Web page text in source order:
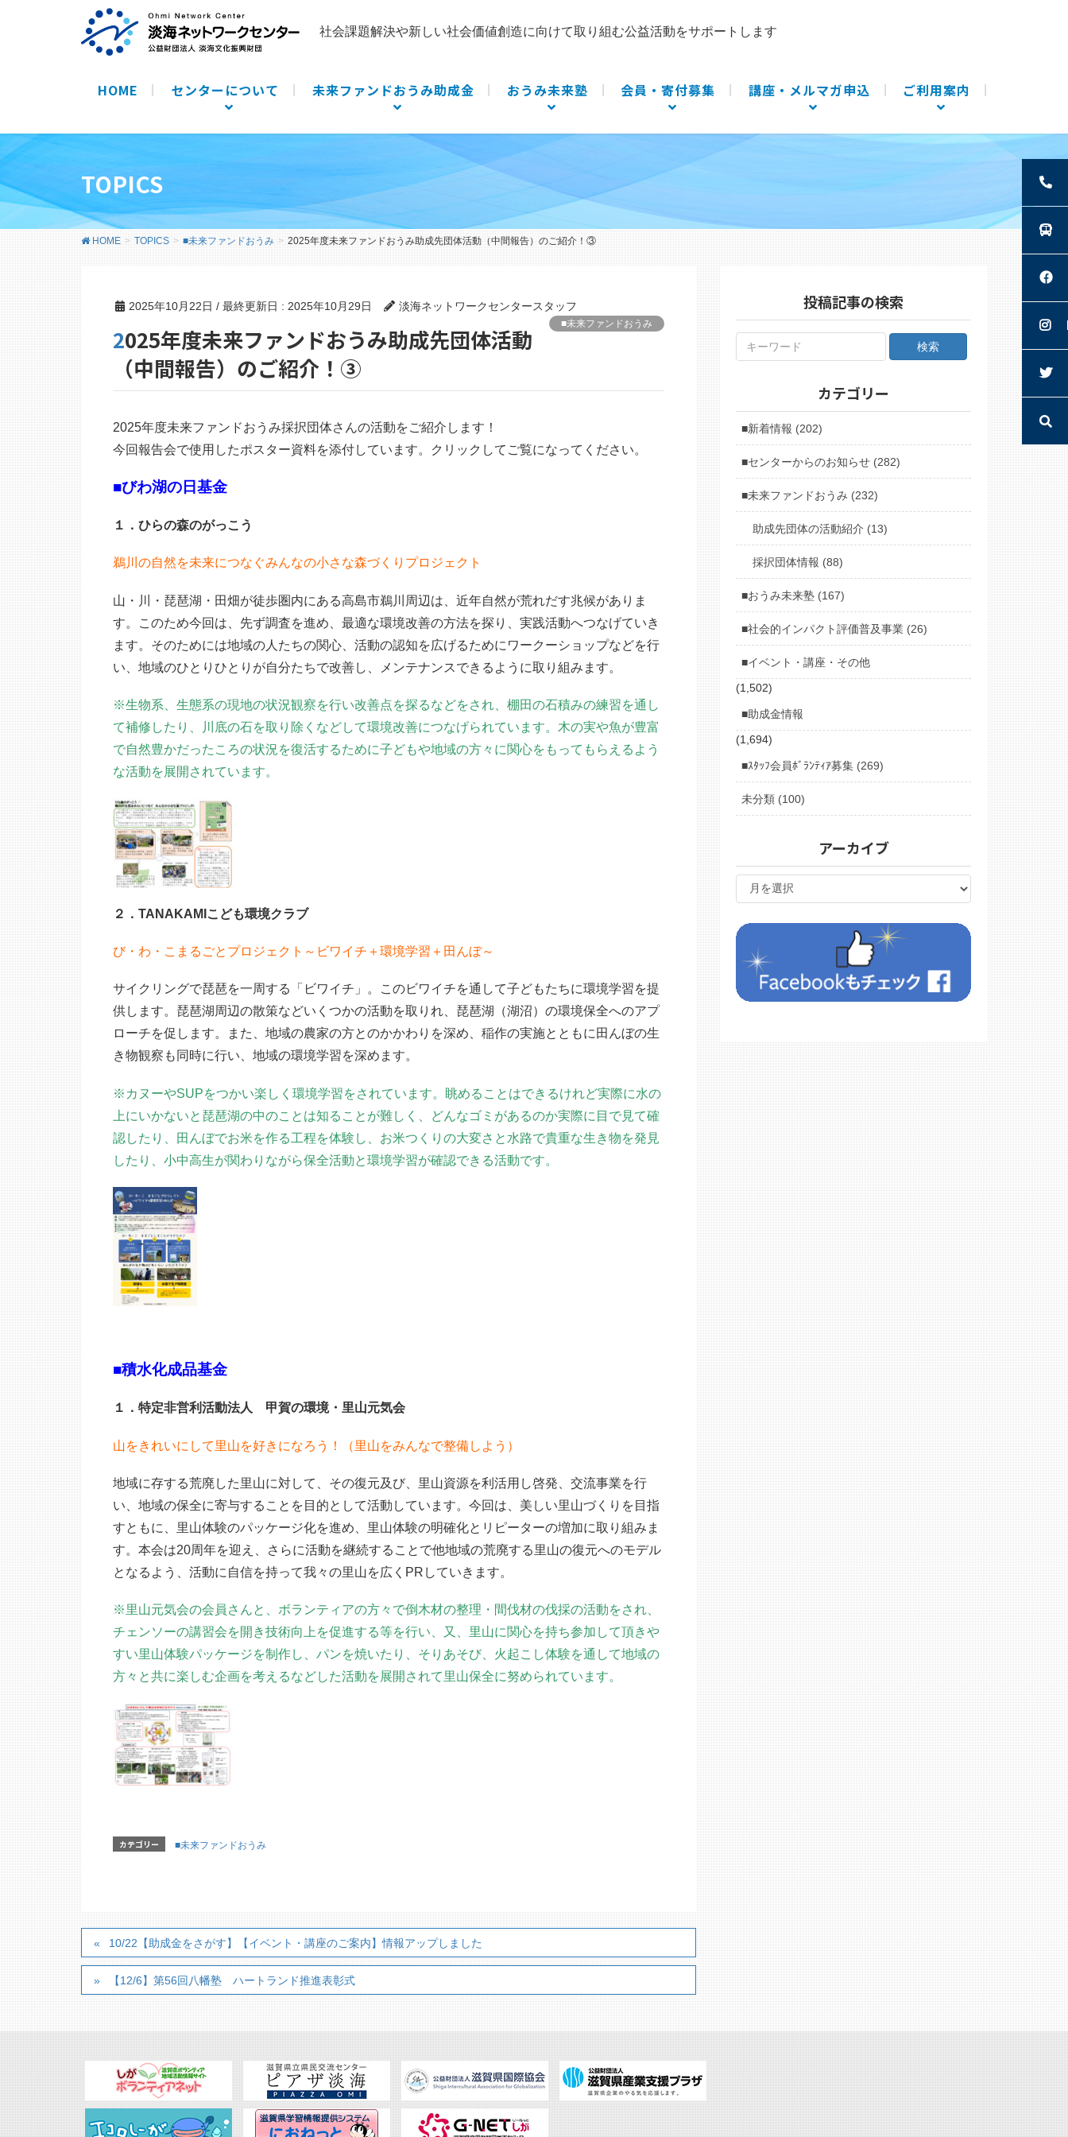
社会課題解決や新しい社会価値創造に向けて取り組む公益活動をサポートします
HOME センターについて 未来ファンドおうみ助成金 おうみ未来塾 会員・寄付募集 講座・メルマガ申込 ご利用案内
TOPICS
HOME TOPICS ■未来ファンドおうみ 2025年度未来ファンドおうみ助成先団体活動（中間報告）のご紹介！③
2025年10月22日 / 最終更新日 : 2025年10月29日 淡海ネットワークセンタースタッフ
■未来ファンドおうみ
2025年度未来ファンドおうみ助成先団体活動
（中間報告）のご紹介！③
2025年度未来ファンドおうみ採択団体さんの活動をご紹介します！
今回報告会で使用したポスター資料を添付しています。クリックしてご覧になってください。
■びわ湖の日基金
１．ひらの森のがっこう
鵜川の自然を未来につなぐみんなの小さな森づくりプロジェクト
山・川・琵琶湖・田畑が徒歩圏内にある高島市鵜川周辺は、近年自然が荒れだす兆候がありま
す。このため今回は、先ず調査を進め、最適な環境改善の方法を探り、実践活動へつなげていき
ます。そのためには地域の人たちの関心、活動の認知を広げるためにワークーショップなどを行
い、地域のひとりひとりが自分たちで改善し、メンテナンスできるように取り組みます。
※生物系、生態系の現地の状況観察を行い改善点を探るなどをされ、棚田の石積みの練習を通し
て補修したり、川底の石を取り除くなどして環境改善につなげられています。木の実や魚が豊富
で自然豊かだったころの状況を復活するために子どもや地域の方々に関心をもってもらえるよう
な活動を展開されています。
２．TANAKAMIこども環境クラブ
び・わ・こまるごとプロジェクト～ビワイチ＋環境学習＋田んぼ～
サイクリングで琵琶を一周する「ビワイチ」。このビワイチを通して子どもたちに環境学習を提
供します。琵琶湖周辺の散策などいくつかの活動を取りれ、琵琶湖（湖沼）の環境保全へのアプ
ローチを促します。また、地域の農家の方とのかかわりを深め、稲作の実施とともに田んぼの生
き物観察も同時に行い、地域の環境学習を深めます。
※カヌーやSUPをつかい楽しく環境学習をされています。眺めることはできるけれど実際に水の
上にいかないと琵琶湖の中のことは知ることが難しく、どんなゴミがあるのか実際に目で見て確
認したり、田んぼでお米を作る工程を体験し、お米つくりの大変さと水路で貴重な生き物を発見
したり、小中高生が関わりながら保全活動と環境学習が確認できる活動です。
■積水化成品基金
１．特定非営利活動法人 甲賀の環境・里山元気会
山をきれいにして里山を好きになろう！（里山をみんなで整備しよう）
地域に存する荒廃した里山に対して、その復元及び、里山資源を利活用し啓発、交流事業を行
い、地域の保全に寄与することを目的として活動しています。今回は、美しい里山づくりを目指
すともに、里山体験のパッケージ化を進め、里山体験の明確化とリピーターの増加に取り組みま
す。本会は20周年を迎え、さらに活動を継続することで他地域の荒廃する里山の復元へのモデル
となるよう、活動に自信を持って我々の里山を広くPRしていきます。
※里山元気会の会員さんと、ボランティアの方々で倒木材の整理・間伐材の伐採の活動をされ、
チェンソーの講習会を開き技術向上を促進する等を行い、又、里山に関心を持ち参加して頂きや
すい里山体験パッケージを制作し、パンを焼いたり、そりあそび、火起こし体験を通して地域の
方々と共に楽しむ企画を考えるなどした活動を展開されて里山保全に努められています。
カテゴリー ■未来ファンドおうみ
10/22【助成金をさがす】【イベント・講座のご案内】情報アップしました
【12/6】第56回八幡塾 ハートランド推進表彰式
投稿記事の検索
カテゴリー
■新着情報 (202)
■センターからのお知らせ (282)
■未来ファンドおうみ (232)
助成先団体の活動紹介 (13)
採択団体情報 (88)
■おうみ未来塾 (167)
■社会的インパクト評価普及事業 (26)
■イベント・講座・その他
(1,502)
■助成金情報
(1,694)
■ｽﾀｯﾌ会員ﾎﾞﾗﾝﾃｨｱ募集 (269)
未分類 (100)
アーカイブ